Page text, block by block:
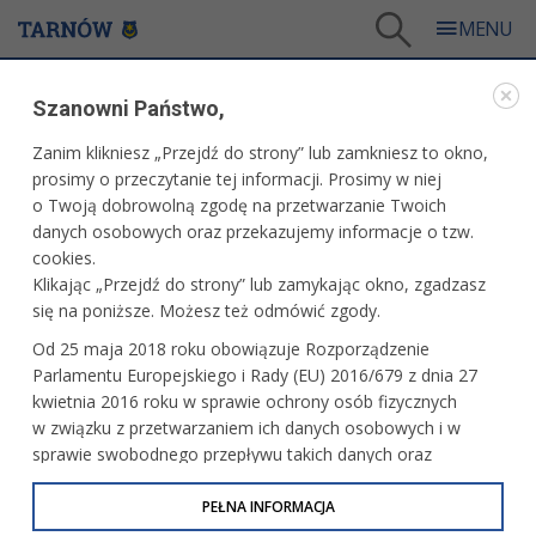
WIĘCEJ INFORMACJI
Na skróty
Szanowni Państwo,
Zanim klikniesz „Przejdź do strony” lub zamkniesz to okno,
prosimy o przeczytanie tej informacji. Prosimy w niej
o Twoją dobrowolną zgodę na przetwarzanie Twoich
danych osobowych oraz przekazujemy informacje o tzw.
cookies.
Klikając „Przejdź do strony” lub zamykając okno, zgadzasz
się na poniższe. Możesz też odmówić zgody.
Od 25 maja 2018 roku obowiązuje Rozporządzenie
Parlamentu Europejskiego i Rady (EU) 2016/679 z dnia 27
kwietnia 2016 roku w sprawie ochrony osób fizycznych
w związku z przetwarzaniem ich danych osobowych i w
sprawie swobodnego przepływu takich danych oraz
uchylenia dyrektywy 95/46/WE (określane jako RODO, GDPR
lub Ogólne Rozporządzenie o Ochronie Danych
PEŁNA INFORMACJA